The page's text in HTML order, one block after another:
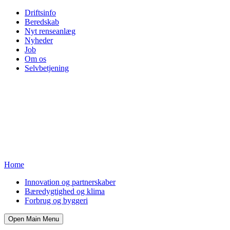
Driftsinfo
Beredskab
Nyt renseanlæg
Nyheder
Job
Om os
Selvbetjening
Home
Innovation og partnerskaber
Bæredygtighed og klima
Forbrug og byggeri
Open Main Menu